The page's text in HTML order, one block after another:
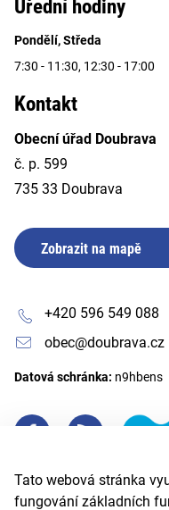
Tato webová stránka
fungování základních
Úřední hodiny
Pondělí, Středa
7:30 - 11:30, 12:30 - 17:00
Kontakt
Obecní úřad Doubrava
č. p. 599
735 33 Doubrava
Zobrazit na mapě
+420 596 549 088
obec@doubrava.cz
Datová schránka: n9hbens